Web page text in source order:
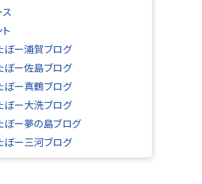
ぼー浦賀ブログ
ぼー佐島ブログ
ぼー真鶴ブログ
ぼー大洗ブログ
ぼー夢の島ブログ
ぼー三河ブログ